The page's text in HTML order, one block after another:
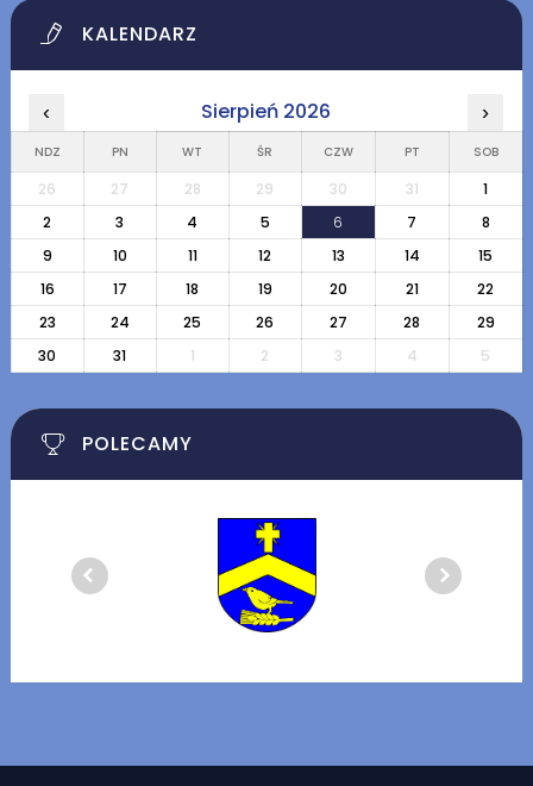
KALENDARZ
‹ Sierpień 2026 ›
NDZ PN WT ŚR CZW PT SOB
26 27 28 29 30 31
1
2
3 4 5 6 7
8
9
10 11 12 13 14
15
16
17 18 19 20 21
22
23
24 25 26 27 28
29
30
31 1 2 3 4 5
POLECAMY